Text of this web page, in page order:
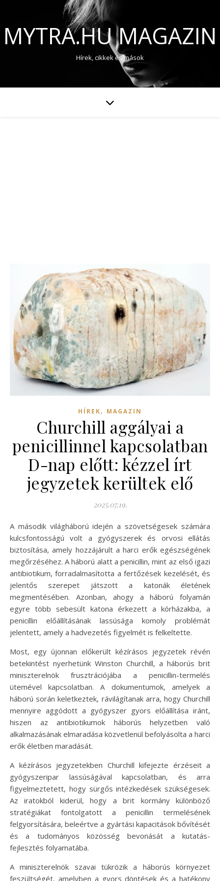
MYTRA.HU MAGAZIN
Hírek, cikkek és mások
HÍREK, MAGAZIN
Churchill aggályai a
penicillinnel kapcsolatban
D-nap előtt: kézzel írt
jegyzetek kerültek elő
2025.07.19.
A második világháború idején a szövetségesek számára
kulcsfontosságú volt a gyógyszerek és orvosi ellátás
biztosítása, amely hozzájárult a harci erők egészségének
megőrzéséhez. A háború alatt a penicillin, mint az első igazi
antibiotikum, forradalmasította a fertőzések kezelését, és
jelentős szerepet játszott a katonák életének
megmentésében. Azonban, ahogy a háború folyamán
egyre több sebesült katona érkezett a kórházakba, a
penicillin előállításának lassúsága komoly problémát
jelentett, amely a hadvezetés figyelmét is felkeltette.
Most, egy újonnan előkerült kézírásos jegyzetek révén
betekintést nyerhetünk Winston Churchill, a háborús brit
miniszterelnök frusztrációjába a penicillin-termelés
ütemével kapcsolatban. A dokumentumok, amelyek a
háború során keletkeztek, rávilágítanak arra, hogy Churchill
mennyire aggódott a gyógyszer gyors előállítása iránt,
hiszen az antibiotikumok háborús helyzetben való
alkalmazásának elmaradása közvetlenül befolyásolta a harci
erők életben maradását.
A kézírásos jegyzetekben Churchill kifejezte érzéseit a
gyógyszeripar lassúságával kapcsolatban, és arra
figyelmeztetett, hogy sürgős intézkedések szükségesek.
Az iratokból kiderül, hogy a brit kormány különböző
stratégiákat fontolgatott a penicillin termelésének
felgyorsítására, beleértve a gyártási kapacitások bővítését
és a tudományos közösség bevonását a kutatás-
fejlesztés folyamatába.
A miniszterelnök szavai tükrözik a háborús környezet
feszültségét, amelyben a gyors döntések és a hatékony